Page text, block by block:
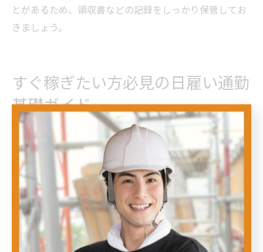
とがあるため、領収書などの記録をしっかり保管してお
きましょう。
すぐ稼ぎたい方必見の日雇い通勤
基礎ガイド
日雇いで即日収入を得るための働き方とは
日雇いで即日収入を得るためには、短期間で働ける仕事
を選び、効率よくシフトを組むことが重要です。理由と
して、日雇いの仕事は単発や短期の案件が多く、勤務当
日に給与が支払われるケースも多いため、すぐに収入を